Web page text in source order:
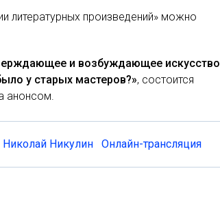
литературных произведений» можно
и возбуждающее искусство
у старых мастеров?», состоится
анонсом.
Николай Никулин Онлайн-трансляция